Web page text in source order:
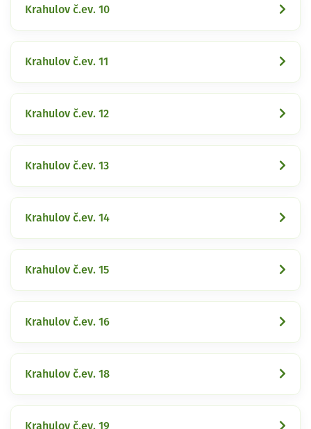
Krahulov č.ev. 10
Krahulov č.ev. 11
Krahulov č.ev. 12
Krahulov č.ev. 13
Krahulov č.ev. 14
Krahulov č.ev. 15
Krahulov č.ev. 16
Krahulov č.ev. 18
Krahulov č.ev. 19